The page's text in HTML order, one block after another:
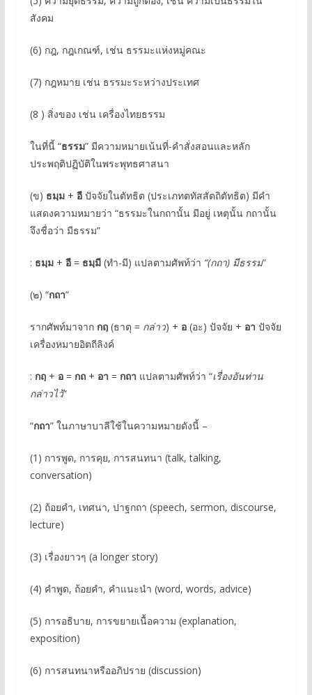
สังคม
(6) กฎ, กฎเกณฑ์, เช่น ธรรมะแห่งหมู่คณะ
(7) กฎหมาย เช่น ธรรมะระหว่างประเทศ
(8 ) สิ่งของ เช่น เครื่องไทยธรรม
ในที่นี้ “ธรรม” มีความหมายเน้นที่-คําสั่งสอนและหลัก
ประพฤติปฏิบัติในพระพุทธศาสนา
(ข) ธมฺม+ อีปัจจัยในตัทธิต (ประเภทตทัสสัตถิตัทธิต) มีคำ
แสดงความหมายว่า “ธรรมะในกถานั้น มีอยู่ เหตุนั้น กถานั้น
จึงชื่อว่า มีธรรม”
: ธมฺม+ อี= ธมฺมี(ทำ-มี) แปลตามศัพท์ว่า “(กถา) มีธรรม”
(๒) “กถา”
รากศัพท์มาจาก กถฺ(ธาตุ = กล่าว) + อ(อะ) ปัจจัย + อา ปัจจัย
เครื่องหมายอิตถีลิงค์
: กถฺ+ อ= กถ+ อา = กถา แปลตามศัพท์ว่า “เรื่องอันท่าน
กล่าวไว้”
“กถา” ในภาษาบาลีใช้ในความหมายดังนี้ –
(1) การพูด, การคุย, การสนทนา (talk, talking,
conversation)
(2) ถ้อยคำ, เทศนา, ปาฐกถา (speech, sermon, discourse,
lecture)
(3) เรื่องยาวๆ (a longer story)
(4) คำพูด, ถ้อยคำ, คำแนะนำ (word, words, advice)
(5) การอธิบาย, การขยายเนื้อความ (explanation,
exposition)
(6) การสนทนาหรืออภิปราย (discussion)